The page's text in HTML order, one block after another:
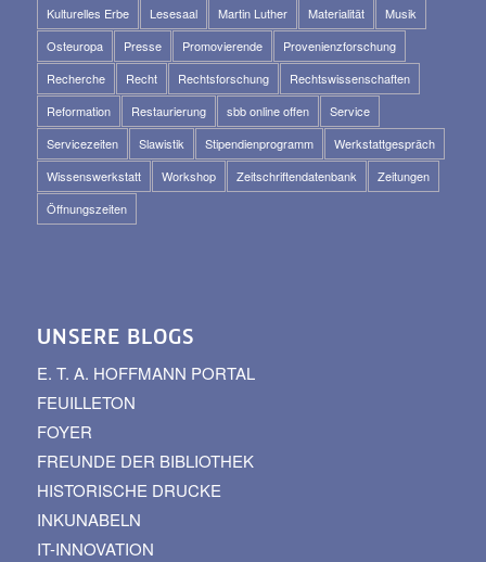
Kulturelles Erbe
Lesesaal Martin Luther Materialität
Musik
Osteuropa
Presse Promovierende
Provenienzforschung
Recherche
Recht Rechtsforschung
Rechtswissenschaften
Reformation
Restaurierung sbb online offen
Service
Servicezeiten
Slawistik Stipendienprogramm
Werkstattgespräch
Wissenswerkstatt
Workshop Zeitschriftendatenbank
Zeitungen
Öffnungszeiten
UNSERE BLOGS
E. T. A. HOFFMANN PORTAL
FEUILLETON
FOYER
FREUNDE DER BIBLIOTHEK
HISTORISCHE DRUCKE
INKUNABELN
IT-INNOVATION